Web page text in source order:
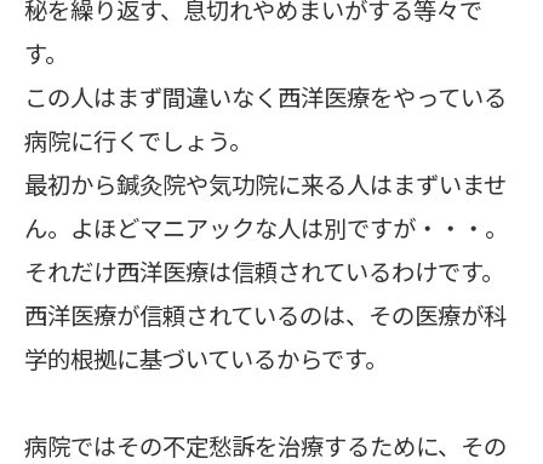
秘を繰り返す、息切れやめまいがする等々で
す。
この人はまず間違いなく西洋医療をやっている
病院に行くでしょう。
最初から鍼灸院や気功院に来る人はまずいませ
ん。よほどマニアックな人は別ですが・・・。
それだけ西洋医療は信頼されているわけです。
西洋医療が信頼されているのは、その医療が科
学的根拠に基づいているからです。
病院ではその不定愁訴を治療するために、その